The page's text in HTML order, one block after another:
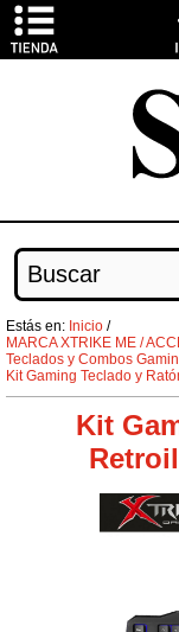
Estás en: Inicio /
MARCA XTRIKE ME /
Teclados y Combos
Kit Gaming Teclado y
Kit